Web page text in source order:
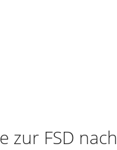
zur FSD nach